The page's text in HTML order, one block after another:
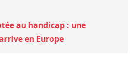
au handicap : une
en Europe